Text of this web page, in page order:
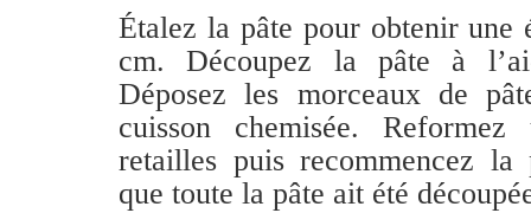
Étalez la pâte pour obtenir une
cm. Découpez la pâte à
Déposez les morceaux de
cuisson chemisée.
retailles puis recommencez la
que toute la pâte ait été